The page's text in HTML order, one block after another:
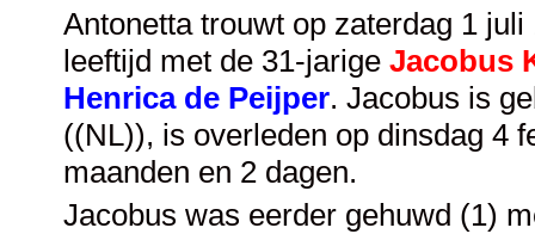
Antonetta trouwt op zaterdag 1
leeftijd met de 31-jarige Jacobus
Henrica de Peijper. Jacobus is
((NL)), is overleden op dinsdag 4
maanden en 2 dagen.
Jacobus was eerder gehuwd (1)